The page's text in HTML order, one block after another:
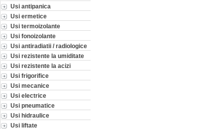
Usi antipanica
Usi ermetice
Usi termoizolante
Usi fonoizolante
Usi antiradiatii / radiologice
Usi rezistente la umiditate
Usi rezistente la acizi
Usi frigorifice
Usi mecanice
Usi electrice
Usi pneumatice
Usi hidraulice
Usi liftate